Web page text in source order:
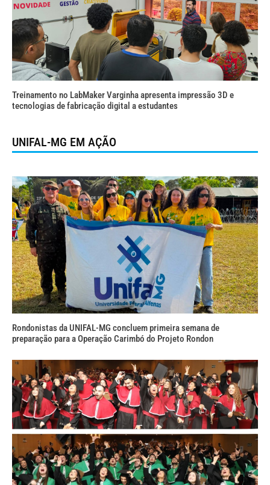
Treinamento no LabMaker Varginha apresenta impressão 3D e
tecnologias de fabricação digital a estudantes
UNIFAL-MG EM AÇÃO
Rondonistas da UNIFAL-MG concluem primeira semana de
preparação para a Operação Carimbó do Projeto Rondon